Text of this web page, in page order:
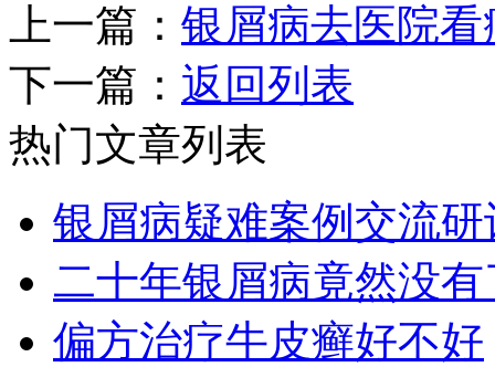
上一篇： 银屑病去医院看
下一篇： 返回列表
热门文章列表
银屑病疑难案例交流
二十年银屑病竟然没
偏方治疗牛皮癣好不好